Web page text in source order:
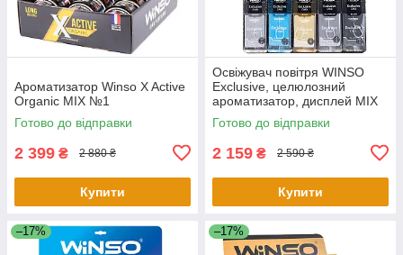
Ароматизатор Winso X Active
Organic MIX №1
Готово до відправки
2 399 ₴ 2 880 ₴
Купити
Освіжувач повітря WINSO
Exclusive, целюлозний
ароматизатор, дисплей MIX
Готово до відправки
2 159 ₴ 2 590 ₴
Купити
–17% –17%